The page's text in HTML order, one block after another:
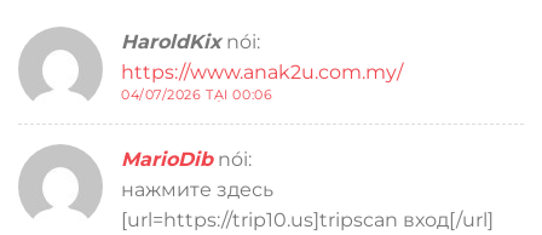
HaroldKix nói:
https://www.anak2u.com.my/
04/07/2026 TẠI 00:06
MarioDib nói:
нажмите здесь
[url=https://trip10.us]tripscan вход[/url]